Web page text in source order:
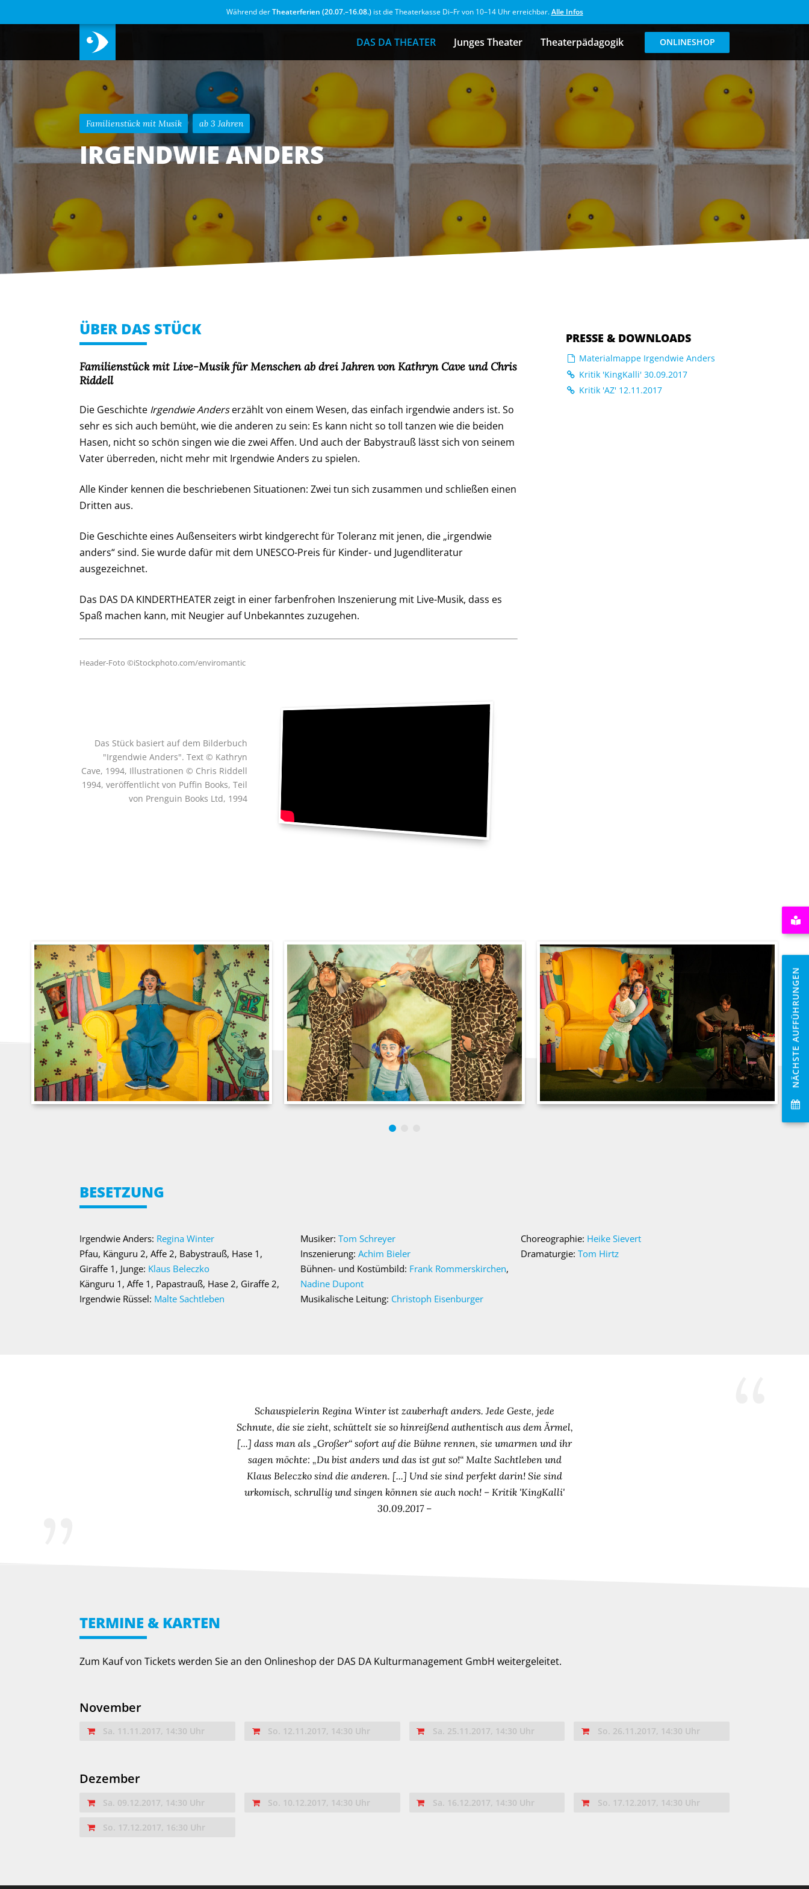
Während derTheaterferien (20.07.–16.08.)ist die Theaterkasse Di–Fr von 10–14 Uhr erreichbar.Alle Infos
DAS DA THEATER Junges Theater Theaterpädagogik ONLINESHOP
NÄCHSTE AUFFÜHRUNGEN
Familienstück mit Musik ab 3 Jahren
IRGENDWIE ANDERS
ÜBER DAS STÜCK
Familienstück mit Live-Musik für Menschen ab drei Jahren von Kathryn Cave und Chris
Riddell
Die Geschichte Irgendwie Anderserzählt von einem Wesen, das einfach irgendwie anders ist. So
sehr es sich auch bemüht, wie die anderen zu sein: Es kann nicht so toll tanzen wie die beiden
Hasen, nicht so schön singen wie die zwei Affen. Und auch der Babystrauß lässt sich von seinem
Vater überreden, nicht mehr mit Irgendwie Anders zu spielen.
Alle Kinder kennen die beschriebenen Situationen: Zwei tun sich zusammen und schließen einen
Dritten aus.
Die Geschichte eines Außenseiters wirbt kindgerecht für Toleranz mit jenen, die „irgendwie
anders“ sind. Sie wurde dafür mit dem UNESCO-Preis für Kinder- und Jugendliteratur
ausgezeichnet.
Das DAS DA KINDERTHEATER zeigt in einer farbenfrohen Inszenierung mit Live-Musik, dass es
Spaß machen kann, mit Neugier auf Unbekanntes zuzugehen.
Header-Foto ©iStockphoto.com/enviromantic
Das Stück basiert auf dem Bilderbuch
"Irgendwie Anders". Text © Kathryn
Cave, 1994, Illustrationen © Chris Riddell
1994, veröffentlicht von Puffin Books, Teil
von Prenguin Books Ltd, 1994
PRESSE & DOWNLOADS
Materialmappe Irgendwie Anders
Kritik 'KingKalli' 30.09.2017
Kritik 'AZ' 12.11.2017
BESETZUNG
Irgendwie Anders: Regina Winter
Pfau, Känguru 2, Affe 2, Babystrauß, Hase 1,
Giraffe 1, Junge: Klaus Beleczko
Känguru 1, Affe 1, Papastrauß, Hase 2, Giraffe 2,
Irgendwie Rüssel: Malte Sachtleben
Musiker: Tom Schreyer
Inszenierung: Achim Bieler
Bühnen- und Kostümbild: Frank Rommerskirchen,
Nadine Dupont
Musikalische Leitung: Christoph Eisenburger
Choreographie: Heike Sievert
Dramaturgie:Tom Hirtz
Schauspielerin Regina Winter ist zauberhaft anders. Jede Geste, jede
Schnute, die sie zieht, schüttelt sie so hinreißend authentisch aus dem Ärmel,
[...] dass man als „Großer“ sofort auf die Bühne rennen, sie umarmen und ihr
sagen möchte: „Du bist anders und das ist gut so!“ Malte Sachtleben und
Klaus Beleczko sind die anderen. [...] Und sie sind perfekt darin! Sie sind
urkomisch, schrullig und singen können sie auch noch! – Kritik 'KingKalli'
30.09.2017 –
TERMINE & KARTEN
Zum Kauf von Tickets werden Sie an den Onlineshop der DAS DA Kulturmanagement GmbH weitergeleitet.
November
Sa. 11.11.2017, 14:30 Uhr So. 12.11.2017, 14:30 Uhr Sa. 25.11.2017, 14:30 Uhr So. 26.11.2017, 14:30 Uhr
Dezember
Sa. 09.12.2017, 14:30 Uhr So. 10.12.2017, 14:30 Uhr Sa. 16.12.2017, 14:30 Uhr So. 17.12.2017, 14:30 Uhr
So. 17.12.2017, 16:30 Uhr